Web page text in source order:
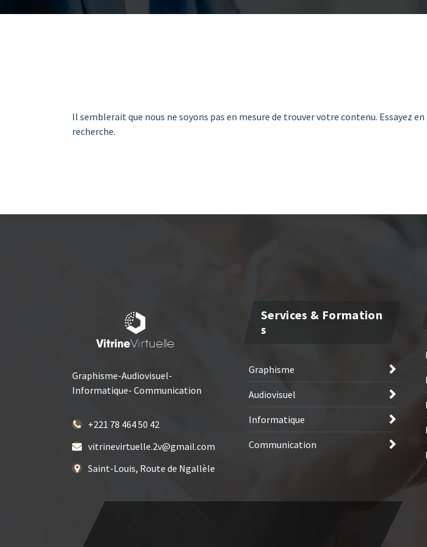
Il semblerait que nous ne soyons pas en mesure de trouver votre contenu. Essayez
recherche.
Graphisme-Audiovisuel-
Informatique- Communication
+221 78 464 50 42
vitrinevirtuelle.2v@gmail.com
Saint-Louis, Route de Ngallèle
Services & Formation
S
Graphisme
Audiovisuel
Informatique
Communication